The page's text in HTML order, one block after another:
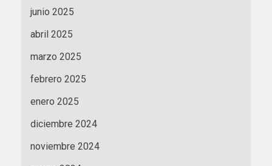
junio 2025
abril 2025
marzo 2025
febrero 2025
enero 2025
diciembre 2024
noviembre 2024